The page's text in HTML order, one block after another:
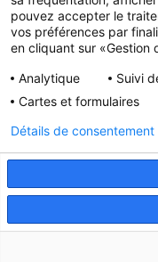
Initiatives est le
collecte de fonds
pouvez accepter le
vos préférences par
en cliquant sur «Gestion
Analytique
Suivi
Cartes et formulaires
Détails de consentement